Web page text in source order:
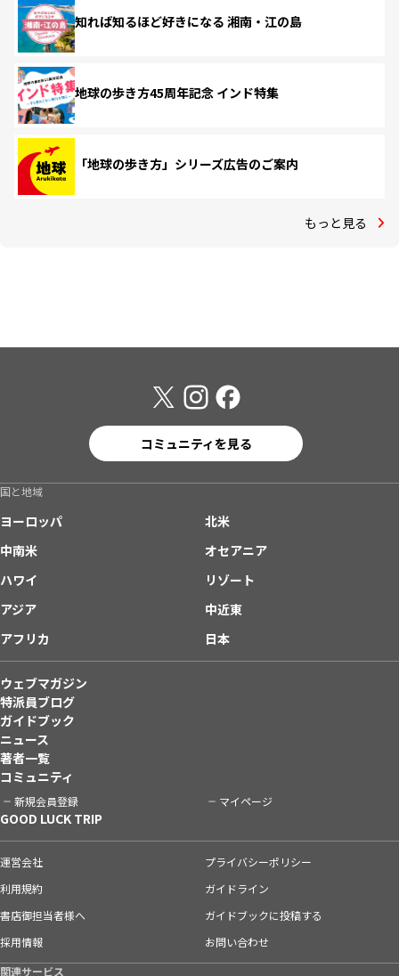
知れば知るほど好きになる 湘南・江の島
地球の歩き方45周年記念 インド特集
「地球の歩き方」シリーズ広告のご案内
もっと見る
コミュニティを見る
国と地域
ヨーロッパ
北米
中南米
オセアニア
ハワイ
リゾート
アジア
中近東
アフリカ
日本
ウェブマガジン
特派員ブログ
ガイドブック
ニュース
著者一覧
コミュニティ
新規会員登録 マイページ
GOOD LUCK TRIP
運営会社
プライバシーポリシー
利用規約
ガイドライン
書店御担当者様へ
ガイドブックに投稿する
採用情報
お問い合わせ
関連サービス